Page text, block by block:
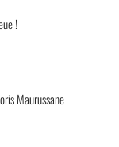
!
Maurussane